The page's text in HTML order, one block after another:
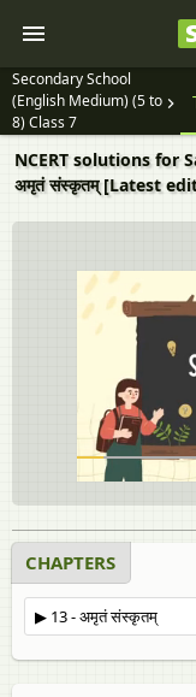
Secondary School
(English Medium) (5 to
8) Class 7
NCERT solutions for
अमृतं संस्कृतम् [Latest
CHAPTERS